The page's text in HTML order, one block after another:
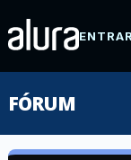
ENTRAR
FÓRUM